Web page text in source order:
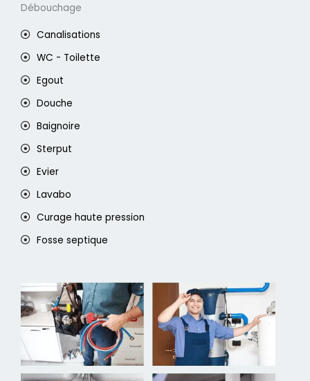
Débouchage
Canalisations
WC - Toilette
Egout
Douche
Baignoire
Sterput
Evier
Lavabo
Curage haute pression
Fosse septique